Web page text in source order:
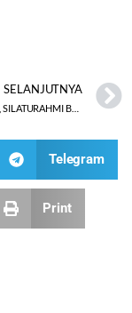
SELANJUTNYA
SIBARA SPINSA, SILATURAHMI BAKDA RAMADHAN SMP ISLAM NURUS SUNNAH
Telegram
Print